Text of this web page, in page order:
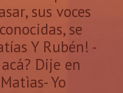
sus voces
se
Y Rubén! -
Dije en
Yo